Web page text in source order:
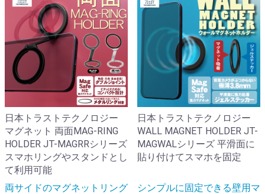
日本トラストテクノロジー
マグネット 両面MAG-RING
HOLDER JT-MAGRRシリーズ
スマホリングやスタンドとし
て利用可能
両サイドのマグネットリング
日本トラストテクノロジー
WALL MAGNET HOLDER JT-
MAGWALシリーズ 平滑面に
貼り付けてスマホを固定
シンプルに固定できる壁用マ